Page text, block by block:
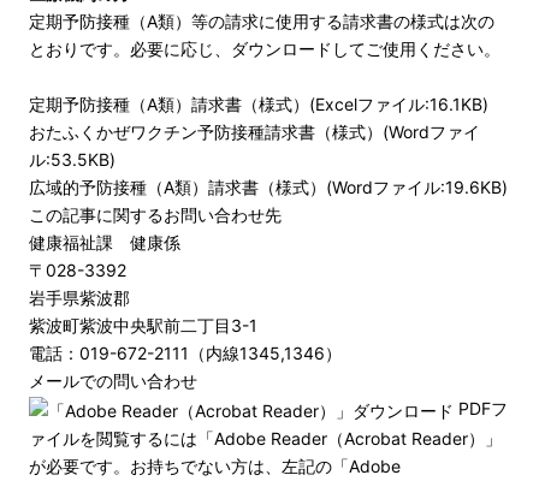
定期予防接種（A類）等の請求に使用する請求書の様式は次の
とおりです。必要に応じ、ダウンロードしてご使用ください。
定期予防接種（A類）請求書（様式）(Excelファイル:16.1KB)
おたふくかぜワクチン予防接種請求書（様式）(Wordファイ
ル:53.5KB)
広域的予防接種（A類）請求書（様式）(Wordファイル:19.6KB)
この記事に関するお問い合わせ先
健康福祉課 健康係
〒028-3392
岩手県紫波郡
紫波町紫波中央駅前二丁目3-1
電話：019-672-2111（内線1345,1346）
メールでの問い合わせ
PDFフ
ァイルを閲覧するには「Adobe Reader（Acrobat Reader）」
が必要です。お持ちでない方は、左記の「Adobe